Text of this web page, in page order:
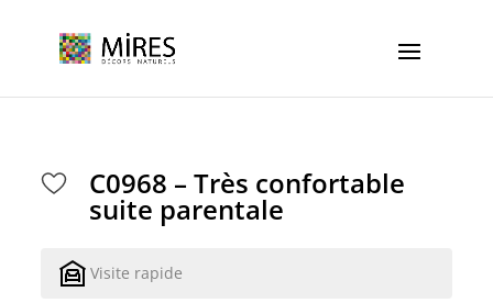
C0968 – Très confortable
suite parentale
Visite rapide